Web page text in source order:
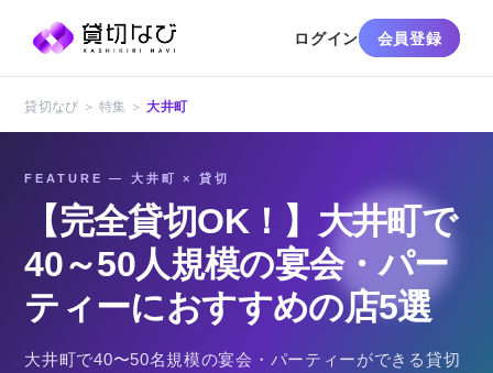
ログイン 会員登録
貸切なび ＞ 特集 ＞大井町
FEATURE — 大井町 × 貸切
【完全貸切OK！】大井町で
40～50人規模の宴会・パー
ティーにおすすめの店5選
大井町で40〜50名規模の宴会・パーティーができる貸切